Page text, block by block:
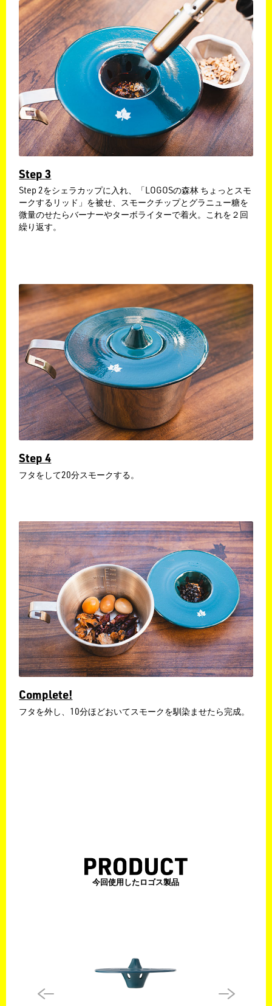
Step 3
​Step 2をシェラカップに入れ、「LOGOSの森林 ちょっとスモ
ークするリッド」を被せ、スモークチップとグラニュー糖を
微量のせたらバーナーやターボライターで着火。これを２回
繰り返す。
Step 4
フタをして20分スモークする。
Complete!
フタを外し、10分ほどおいてスモークを馴染ませたら完成。
今回使用したロゴス製品